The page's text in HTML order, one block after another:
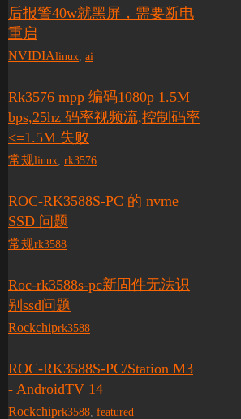
后报警40w就黑屏，需要断电
重启
NVIDIAlinux ai
Rk3576 mpp 编码1080p 1.5M
bps,25hz 码率视频流,控制码率
<=1.5M 失败
常规linux rk3576
ROC-RK3588S-PC 的 nvme
SSD 问题
常规rk3588
Roc-rk3588s-pc新固件无法识
别ssd问题
Rockchiprk3588
ROC-RK3588S-PC/Station M3
- AndroidTV 14
Rockchiprk3588 featured